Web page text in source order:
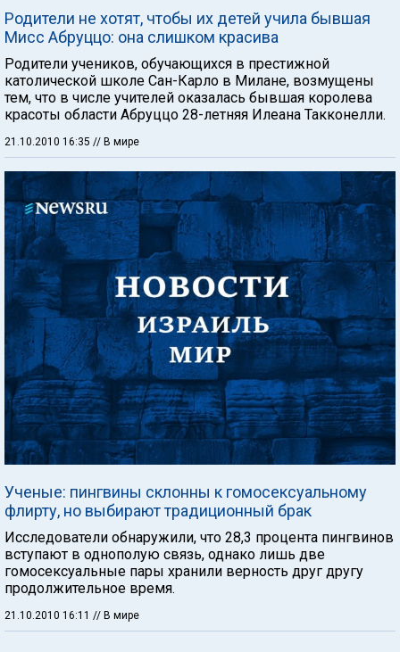
Родители не хотят, чтобы их детей учила бывшая
Мисс Абруццо: она слишком красива
Родители учеников, обучающихся в престижной
католической школе Сан-Карло в Милане, возмущены
тем, что в числе учителей оказалась бывшая королева
красоты области Абруццо 28-летняя Илеана Такконелли.
21.10.2010 16:35 // В мире
Ученые: пингвины склонны к гомосексуальному
флирту, но выбирают традиционный брак
Исследователи обнаружили, что 28,3 процента пингвинов
вступают в однополую связь, однако лишь две
гомосексуальные пары хранили верность друг другу
продолжительное время.
21.10.2010 16:11 // В мире